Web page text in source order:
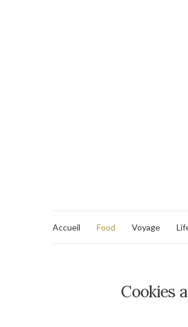
Accueil Food Voyage
Cookies